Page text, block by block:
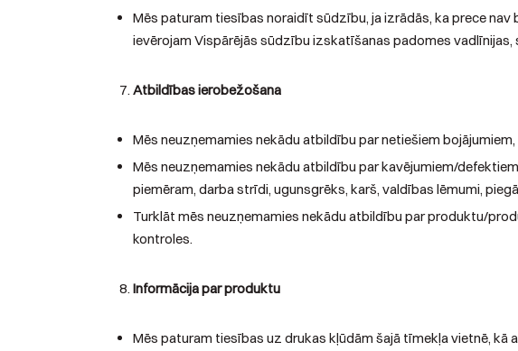
Mēs paturam tiesības noraidīt sūdzību, ja izrādās, ka prece
ievērojam Vispārējās sūdzību izskatīšanas padomes vadlīnijas,
Atbildības ierobežošana
Mēs neuzņemamies nekādu atbildību par netiešiem
Mēs neuzņemamies nekādu atbildību par kavējumiem/
piemēram, darba strīdi, ugunsgrēks, karš, valdības lēmumi,
Turklāt mēs neuzņemamies nekādu atbildību par produktu/
kontroles.
Informācija par produktu
Mēs paturam tiesības uz drukas kļūdām šajā tīmekļa vietnē,